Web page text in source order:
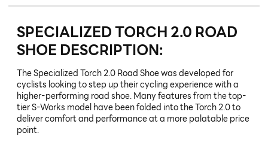
SPECIALIZED TORCH 2.0 ROAD
SHOE DESCRIPTION:
The Specialized Torch 2.0 Road Shoe was developed for
cyclists looking to step up their cycling experience with a
higher-performing road shoe. Many features from the top-
tier S-Works model have been folded into the Torch 2.0 to
deliver comfort and performance at a more palatable price
point.